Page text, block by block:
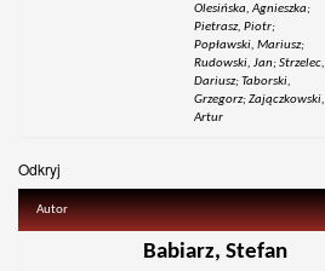
Olesińska, Agnieszka;
Pietrasz, Piotr;
Popławski, Mariusz;
Rudowski, Jan; Strzelec,
Dariusz; Taborski,
Grzegorz; Zajączkowski,
Artur
Odkryj
Autor
Babiarz, Stefan